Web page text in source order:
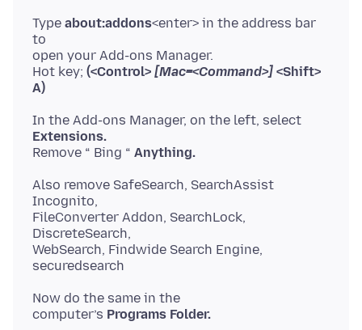
Type about:addons<enter> in the address bar
to
open your Add-ons Manager.
Hot key; (<Control> [Mac=<Command>] <Shift>
A)
In the Add-ons Manager, on the left, select
Extensions.
Remove “ Bing “ Anything.
Also remove SafeSearch, SearchAssist
Incognito,
FileConverter Addon, SearchLock,
DiscreteSearch,
WebSearch, Findwide Search Engine,
Now do the same in the
computer’s Programs Folder.